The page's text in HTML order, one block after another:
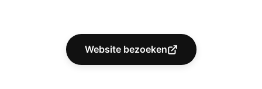
Website bezoeken